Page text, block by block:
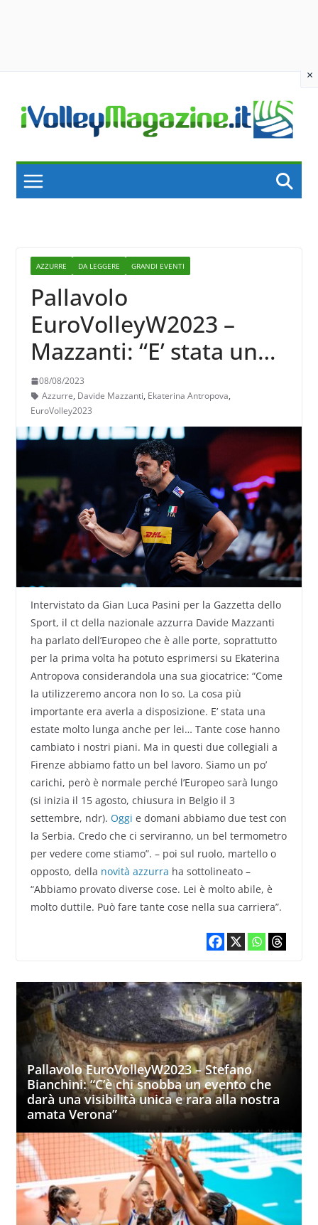
×
content
AZZURRE DA LEGGERE GRANDI EVENTI
Pallavolo
EuroVolleyW2023 –
Mazzanti: “E’ stata una
estate molto lunga
anche per lei… Tante
cose hanno cambiato i
nostri piani.
08/08/2023
Azzurre, Davide Mazzanti, Ekaterina Antropova,
EuroVolley2023
Intervistato da Gian Luca Pasini per la Gazzetta dello
Sport, il ct della nazionale azzurra Davide Mazzanti
ha parlato dell’Europeo che è alle porte, soprattutto
per la prima volta ha potuto esprimersi su Ekaterina
Antropova considerandola una sua giocatrice: “Come
la utilizzeremo ancora non lo so. La cosa più
importante era averla a disposizione. E’ stata una
estate molto lunga anche per lei… Tante cose hanno
cambiato i nostri piani. Ma in questi due collegiali a
Firenze abbiamo fatto un bel lavoro. Siamo un po’
carichi, però è normale perché l’Europeo sarà lungo
(si inizia il 15 agosto, chiusura in Belgio il 3
settembre, ndr). Oggi e domani abbiamo due test con
la Serbia. Credo che ci serviranno, un bel termometro
per vedere come stiamo”. – poi sul ruolo, martello o
opposto, della novità azzurra ha sottolineato –
“Abbiamo provato diverse cose. Lei è molto abile, è
molto duttile. Può fare tante cose nella sua carriera”.
Pallavolo EuroVolleyW2023 – Stefano
Bianchini: “C’è chi snobba un evento che
darà una visibilità unica e rara alla nostra
amata Verona”